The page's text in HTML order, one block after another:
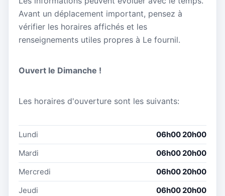
Avant un déplacement important, pensez à
vérifier les horaires affichés et les
renseignements utiles propres à Le fournil.
Ouvert le Dimanche !
Les horaires d'ouverture sont les suivants:
Lundi
06h00 20h00
Mardi
06h00 20h00
Mercredi
06h00 20h00
Jeudi
06h00 20h00